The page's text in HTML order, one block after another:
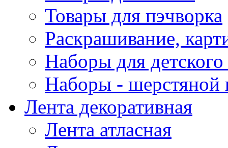
Товары для пэчворка
Раскрашивание,
Наборы для
Наборы - шерстяной
Лента декоративная
Лента атласная